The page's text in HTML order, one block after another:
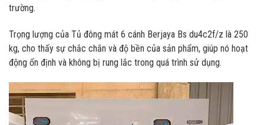
trường.
Trọng lượng của Tủ đông mát 6 cánh Berjaya Bs du4c2f/z là 250
kg, cho thấy sự chắc chắn và độ bền của sản phẩm, giúp nó hoạt
động ổn định và không bị rung lắc trong quá trình sử dụng.